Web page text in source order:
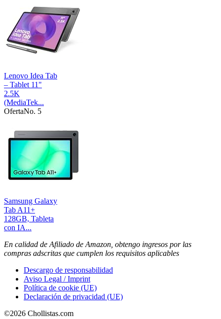
Lenovo Idea Tab
– Tablet 11"
2.5K
(MediaTek...
OfertaNo. 5
Samsung Galaxy
Tab A11+
128GB, Tableta
con IA...
En calidad de Afiliado de Amazon, obtengo ingresos por las
compras adscritas que cumplen los requisitos aplicables
Descargo de responsabilidad
Aviso Legal / Imprint
Política de cookie (UE)
Declaración de privacidad (UE)
©2026 Chollistas.com